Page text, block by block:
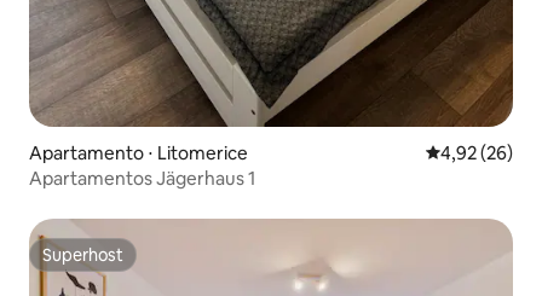
Apartamento ⋅ Litomerice 4,92 de uma
4,92 (26)
Apartamentos Jägerhaus 1
Superhost
Superhost